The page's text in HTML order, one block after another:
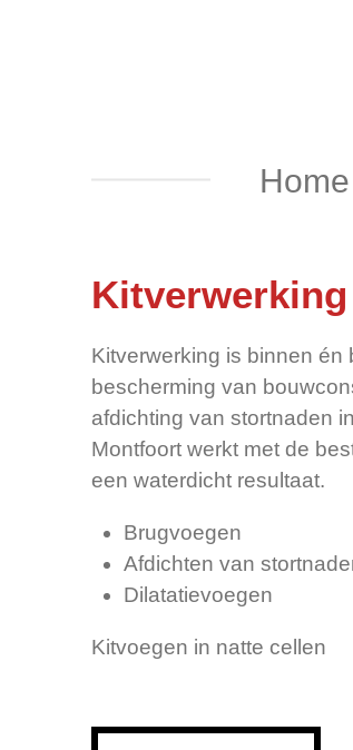
Home
Kitverwerking is binnen
bescherming van
afdichting van stortnaden
Montfoort werkt met de
een waterdicht resultaat.
Brugvoegen
Afdichten van
Dilatatievoegen
Kitvoegen in natte cellen